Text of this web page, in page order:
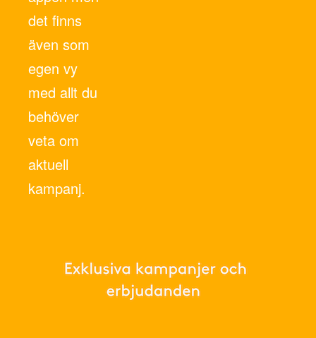
det finns
även som
egen vy
med allt du
behöver
veta om
aktuell
kampanj.